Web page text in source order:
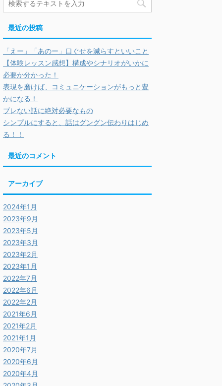
最近の投稿
「えー」「あのー」口ぐせを減らすといいこと
【体験レッスン感想】構成やシナリオがいかに
必要か分かった！
表現を磨けば、コミュニケーションがもっと豊
かになる！
ブレない話に絶対必要なもの
シンプルにすると、話はグングン伝わりはじめ
る！！
最近のコメント
アーカイブ
2024年1月
2023年9月
2023年5月
2023年3月
2023年2月
2023年1月
2022年7月
2022年6月
2022年2月
2021年6月
2021年2月
2021年1月
2020年7月
2020年6月
2020年4月